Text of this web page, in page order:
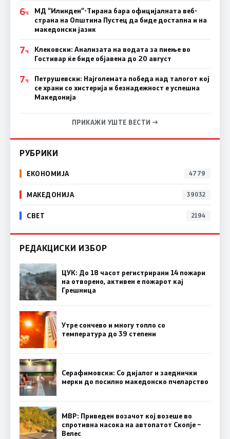
6Ч
МД “Илинден“-Тирана бара официјалната веб-
страна на Општина Пустец да биде достапна и на
македонски јазик
7Ч
Клековски: Анализата на водата за пиење во
Гостивар ќе биде објавена до 20 август
7Ч
Петрушевски: Најголемата победа над талогот кој
се храни со хистерија и безнадежност е успешна
Македонија
ПРИКАЖИ УШТЕ ВЕСТИ →
РУБРИКИ
ЕКОНОМИЈА 4779
МАКЕДОНИЈА 39032
СВЕТ 2194
РЕДАКЦИСКИ ИЗБОР
ЦУК: До 18 часот регистрирани 14 пожари
на отворено, активен е пожарот кај
Грешница
Утре сончево и многу топло со
температура до 39 степени
Серафимовски: Со дијалог и заеднички
мерки до посилно македонско пчеларство
МВР: Приведен возачот кој возеше во
спротивна насока на автопатот Скопје –
Велес